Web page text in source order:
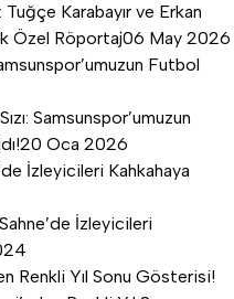
Tuğçe Karabayır ve Erkan
Özel Röportaj06 May 2026
Samsunspor’umuzun
20 Oca 2026
İzleyicileri